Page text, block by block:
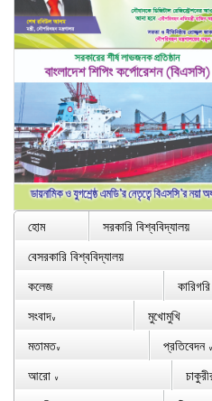
হোম
সরকারি বিশ্ববিদ্যালয়
বেসরকারি বিশ্ববিদ্যালয়
কলেজ
সংবাদ∨
মুখোমুখি
মতামত∨ প্রতিবেদন ∨
আরো ∨